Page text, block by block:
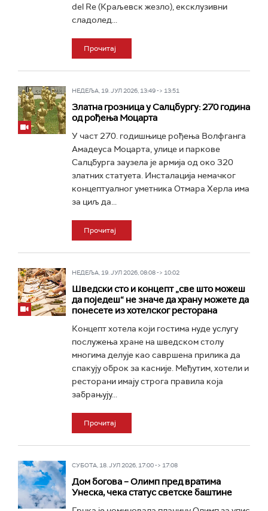
del Re (Краљевск жезло), ексклузивни
сладолед...
Прочитај
НЕДЕЉА, 19. ЈУЛ 2026, 13:49 -> 13:51
Златна грозница у Салцбургу: 270 година
од рођења Моцарта
У част 270. годишњице рођења Волфганга
Амадеуса Моцарта, улице и паркове
Салцбурга заузела је армија од око 320
златних статуета. Инсталација немачког
концептуалног уметника Отмара Херла има
за циљ да...
Прочитај
НЕДЕЉА, 19. ЈУЛ 2026, 08:08 -> 10:02
Шведски сто и концепт „све што можеш
да поједеш“ не значе да храну можете да
понесете из хотелског ресторана
Концепт хотела који гостима нуде услугу
послужења хране на шведском столу
многима делује као савршена прилика да
спакују оброк за касније. Међутим, хотели и
ресторани имају строга правила која
забрањују...
Прочитај
СУБОТА, 18. ЈУЛ 2026, 17:00 -> 17:08
Дом богова – Олимп пред вратима
Унеска, чека статус светске баштине